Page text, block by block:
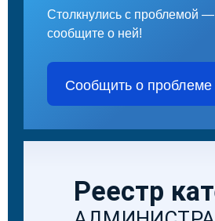
Столкнулись с проблемой —
сообщите о ней!
Сообщить о проблеме